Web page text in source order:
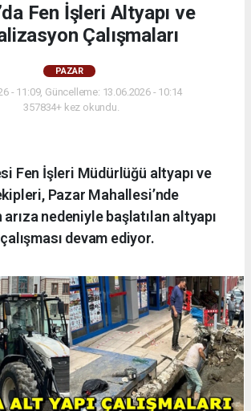
Fen İşleri Altyapı ve
Çalışmaları
PAZAR
- 11:09, Güncelleme: 13.06.2026 - 10:14
357834+ kez okundu.
Fen İşleri Müdürlüğü altyapı ve
Pazar Mahallesi’nde
nedeniyle başlatılan altyapı
devam ediyor.